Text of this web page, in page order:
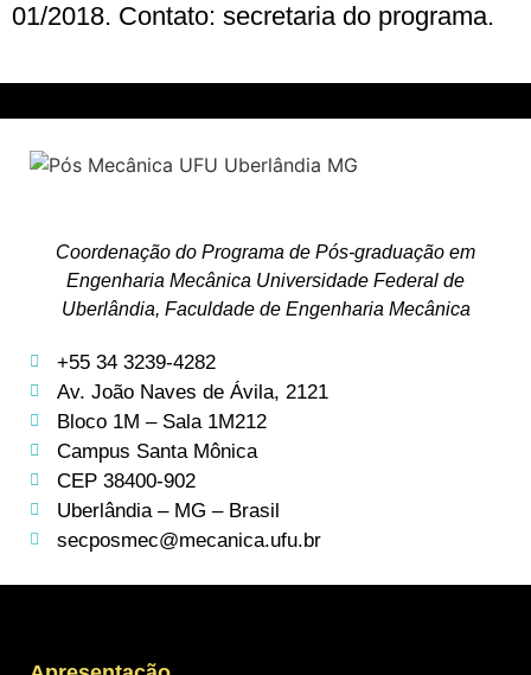
01/2018. Contato: secretaria do programa.
Coordenação do Programa de Pós-graduação em
Engenharia Mecânica Universidade Federal de
Uberlândia, Faculdade de Engenharia Mecânica
+55 34 3239-4282
Av. João Naves de Ávila, 2121
Bloco 1M – Sala 1M212
Campus Santa Mônica
CEP 38400-902
Uberlândia – MG – Brasil
secposmec@mecanica.ufu.br